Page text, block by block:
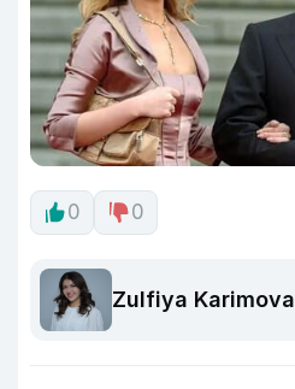
0 0
Zulfiya Karimova